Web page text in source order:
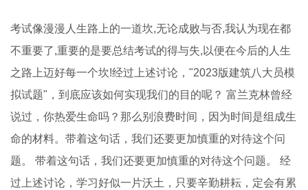
考试像漫漫人生路上的一道坎,无论成败与否,我认为现在都
不重要了,重要的是要总结考试的得与失,以便在今后的人生
之路上迈好每一个坎!经过上述讨论，"2023版建筑八大员模
拟试题"，到底应该如何实现我们的目的呢？ 富兰克林曾经
说过，你热爱生命吗？那么别浪费时间，因为时间是组成生
命的材料。带着这句话，我们还要更加慎重的对待这个问
题。 带着这句话，我们还要更加慎重的对待这个问题。 经
过上述讨论，学习好似一片沃土，只要辛勤耕耘，定会有累